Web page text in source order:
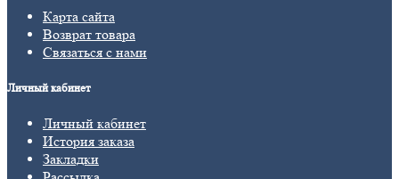
Карта сайта
Возврат товара
Связаться с нами
Личный кабинет
Личный кабинет
История заказа
Закладки